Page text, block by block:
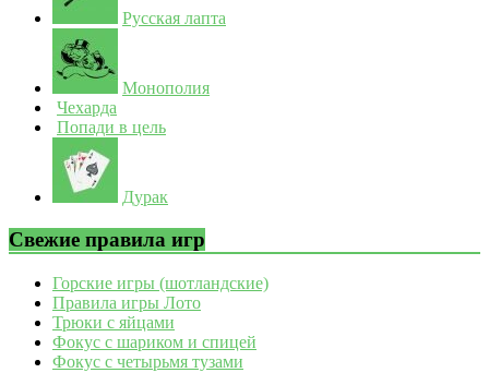
Русская лапта
Монополия
Чехарда
Попади в цель
Дурак
Свежие правила игр
Горские игры (шотландские)
Правила игры Лото
Трюки с яйцами
Фокус с шариком и спицей
Фокус с четырьмя тузами